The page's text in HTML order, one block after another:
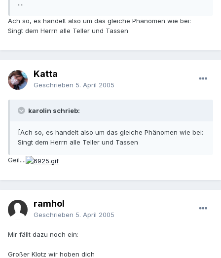
....
Ach so, es handelt also um das gleiche Phänomen wie bei:
Singt dem Herrn alle Teller und Tassen
Katta
Geschrieben 5. April 2005
karolin schrieb:
[Ach so, es handelt also um das gleiche Phänomen wie bei:
Singt dem Herrn alle Teller und Tassen
Geil....
ramhol
Geschrieben 5. April 2005
Mir fällt dazu noch ein:
Großer Klotz wir hoben dich